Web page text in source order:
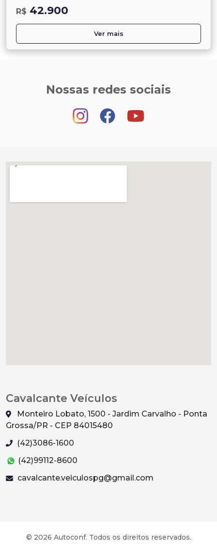
R$ 42.900
Ver mais
Nossas redes sociais
Cavalcante Veículos
Monteiro Lobato, 1500 - Jardim Carvalho - Ponta
Grossa/PR - CEP 84015480
(42)3086-1600
(42)99112-8600
cavalcante.veiculospg@gmail.com
© 2026 Autoconf. Todos os direitos reservados.